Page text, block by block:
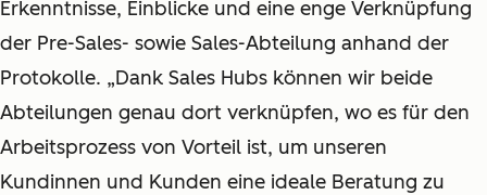
Erkenntnisse, Einblicke und eine enge Verknüpfung
der Pre-Sales- sowie Sales-Abteilung anhand der
Protokolle. „Dank Sales Hubs können wir beide
Abteilungen genau dort verknüpfen, wo es für den
Arbeitsprozess von Vorteil ist, um unseren
Kundinnen und Kunden eine ideale Beratung zu